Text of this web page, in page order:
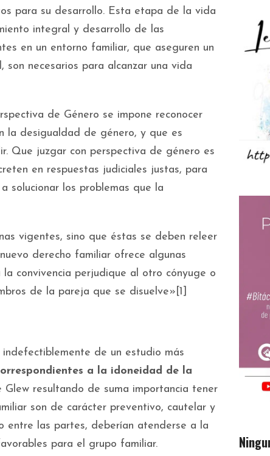
para su desarrollo. Esta etapa de la vida
integral y desarrollo de las
en un entorno familiar, que aseguren un
necesarios para alcanzar una vida
de Género se impone reconocer
la desigualdad de género, y que es
Que juzgar con perspectiva de género es
en respuestas judiciales justas, para
solucionar los problemas que la
vigentes, sino que éstas se deben releer
derecho familiar ofrece algunas
convivencia perjudique al otro cónyuge o
de la pareja que se disuelve»[1]
de un estudio más
a la idoneidad de la
resultando de suma importancia tener
son de carácter preventivo, cautelar y
entre las partes, deberían atenderse a la
para el grupo familiar.